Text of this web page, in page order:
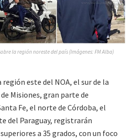
la región noreste del país (Imágenes: FM Alba)
este del NOA, el sur de la
Misiones, gran parte de
Fe, el norte de Córdoba, el
del Paraguay, registrarán
a 35 grados, con un foco